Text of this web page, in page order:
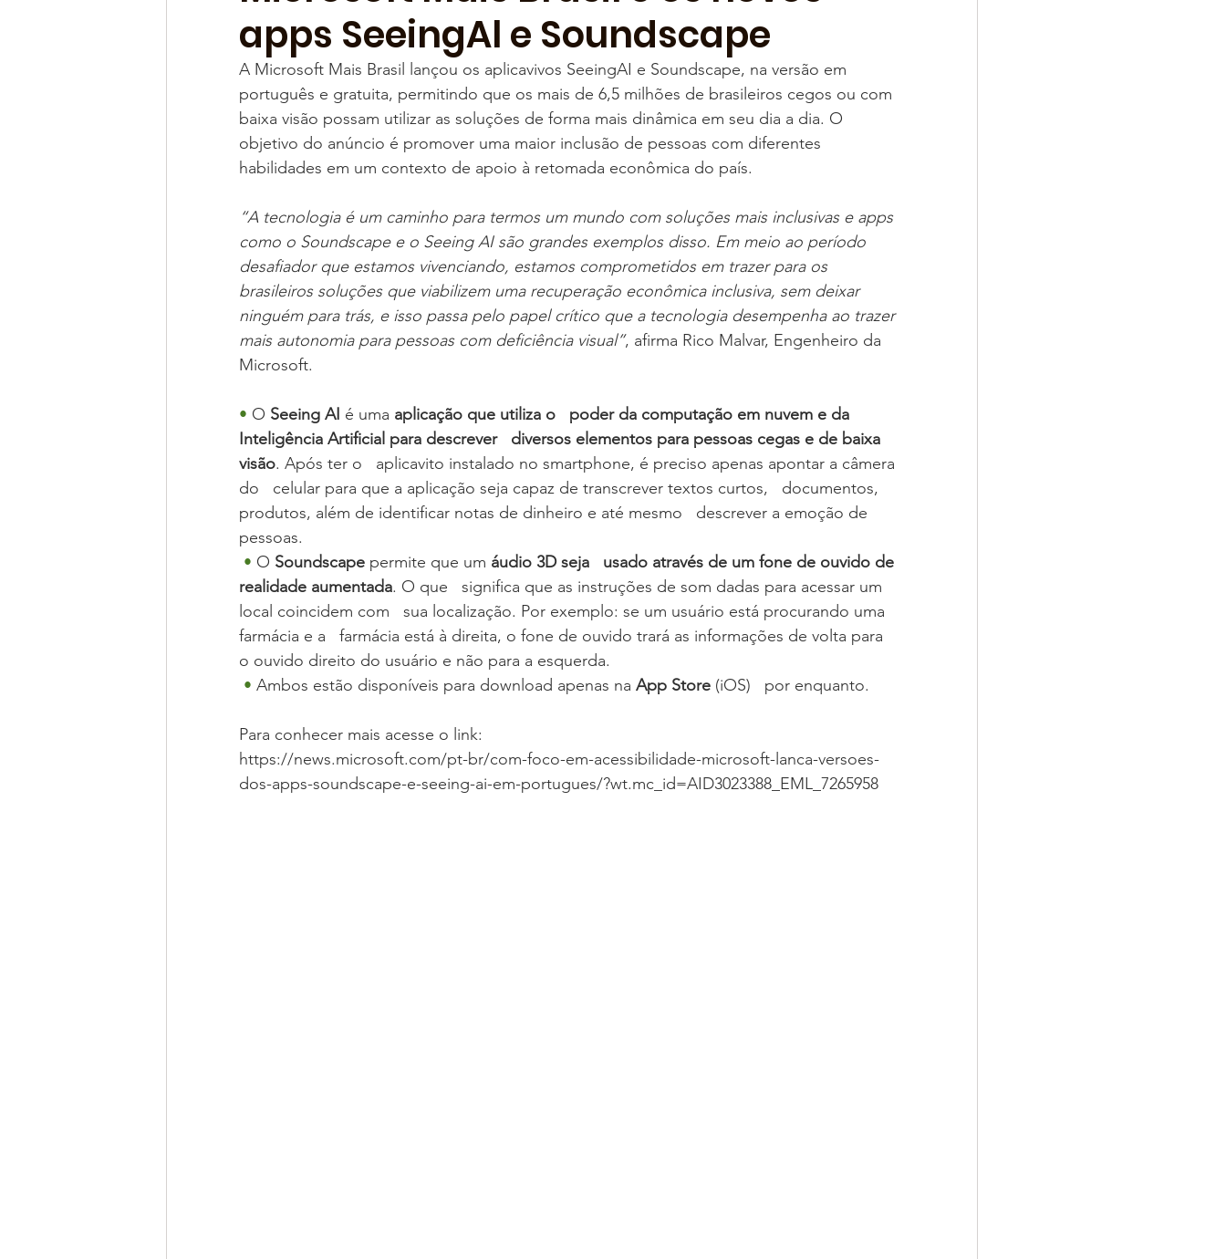
apps SeeingAl e Soundscape
A Microsoft Mais Brasil lançou os aplicavivos SeeingAI e Soundscape, na versão em
português e gratuita, permitindo que os mais de 6,5 milhões de brasileiros cegos ou com
baixa visão possam utilizar as soluções de forma mais dinâmica em seu dia a dia. O
objetivo do anúncio é promover uma maior inclusão de pessoas com diferentes
habilidades em um contexto de apoio à retomada econômica do país.
“A tecnologia é um caminho para termos um mundo com soluções mais inclusivas e apps
como o Soundscape e o Seeing AI são grandes exemplos disso. Em meio ao período
desafiador que estamos vivenciando, estamos comprometidos em trazer para os
brasileiros soluções que viabilizem uma recuperação econômica inclusiva, sem deixar
ninguém para trás, e isso passa pelo papel crítico que a tecnologia desempenha ao trazer
mais autonomia para pessoas com deficiência visual”, afirma Rico Malvar, Engenheiro da
Microsoft.
• O Seeing AI é uma aplicação que utiliza o   poder da computação em nuvem e da
Inteligência Artificial para descrever   diversos elementos para pessoas cegas e de baixa
visão. Após ter o   aplicavito instalado no smartphone, é preciso apenas apontar a câmera
do   celular para que a aplicação seja capaz de transcrever textos curtos,   documentos,
produtos, além de identificar notas de dinheiro e até mesmo   descrever a emoção de
pessoas.
• O Soundscape permite que um áudio 3D seja   usado através de um fone de ouvido de
realidade aumentada. O que   significa que as instruções de som dadas para acessar um
local coincidem com   sua localização. Por exemplo: se um usuário está procurando uma
farmácia e a   farmácia está à direita, o fone de ouvido trará as informações de volta para
o ouvido direito do usuário e não para a esquerda.
• Ambos estão disponíveis para download apenas na App Store (iOS)   por enquanto.
Para conhecer mais acesse o link:
https://news.microsoft.com/pt-br/com-foco-em-acessibilidade-microsoft-lanca-versoes-
dos-apps-soundscape-e-seeing-ai-em-portugues/?wt.mc_id=AID3023388_EML_7265958